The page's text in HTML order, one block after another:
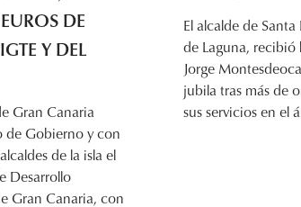
DE
Y DEL
Gran Canaria
de Gobierno y con
de la isla el
Desarrollo
Gran Canaria, con
El alcalde de
de Laguna, recibió
Jorge
jubila tras más de
sus servicios en el